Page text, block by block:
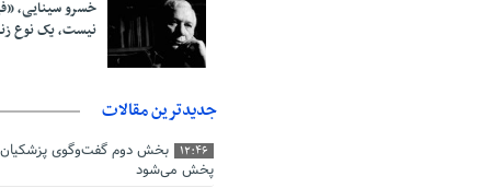
خسرو سینایی،
نیست، یک نوع
جدیدترین مقالات
12:46
بخش دوم گفت‌وگوی
پخش می‌شود